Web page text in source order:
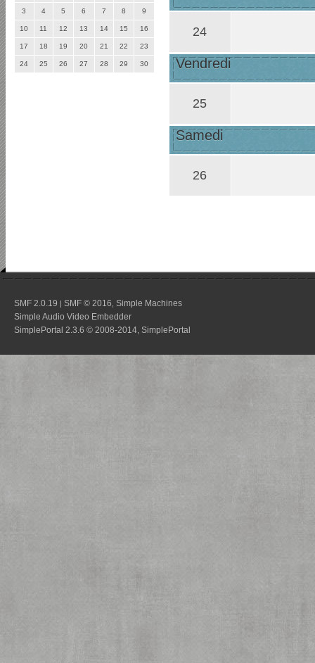
3 4 5 6 7 8 9
10 11 12 13 14 15 16
17 18 19 20 21 22 23
24 25 26 27 28 29 30
24
Vendredi
25
Samedi
26
SMF 2.0.19 | SMF © 2016 Simple Machines
Simple Audio Video Embedder
SimplePortal 2.3.6 © 2008-2014, SimplePortal